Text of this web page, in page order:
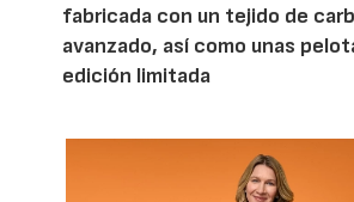
fabricada con un tejido de
avanzado, así como unas
edición limitada